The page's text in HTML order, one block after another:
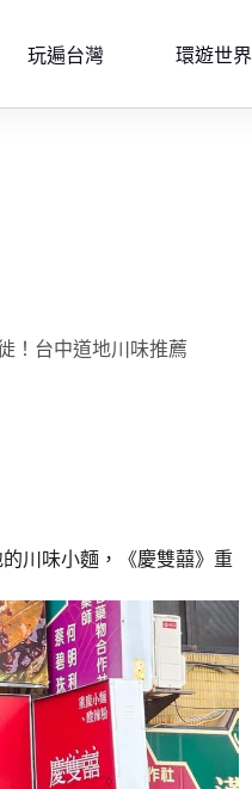
玩遍台灣 環遊世界
！台中道地川味推薦
川味小麵，《慶雙囍》重